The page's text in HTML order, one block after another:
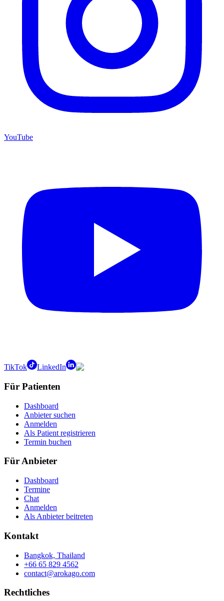
YouTube
TikTok LinkedIn
Für Patienten
Dashboard
Anbieter suchen
Anmelden
Als Patient registrieren
Termin buchen
Für Anbieter
Dashboard
Termine
Chat
Anmelden
Als Anbieter beitreten
Kontakt
Bangkok, Thailand
+66 65 829 4562
contact@arokago.com
Rechtliches